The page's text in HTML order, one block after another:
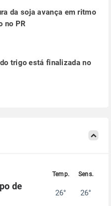
da soja avança em ritmo
no PR
trigo está finalizada no
de
26° 26°